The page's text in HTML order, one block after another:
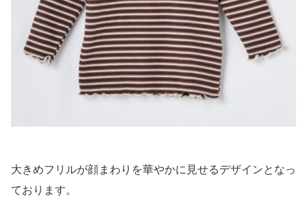
大きめフリルが顔まわりを華やかに見せるデザインとなっ
ております。